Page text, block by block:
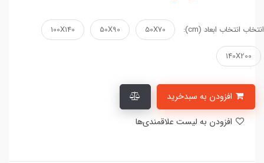
انتخاب انتخاب ابعاد (cm): 50X70
50X90
100X140
140X200